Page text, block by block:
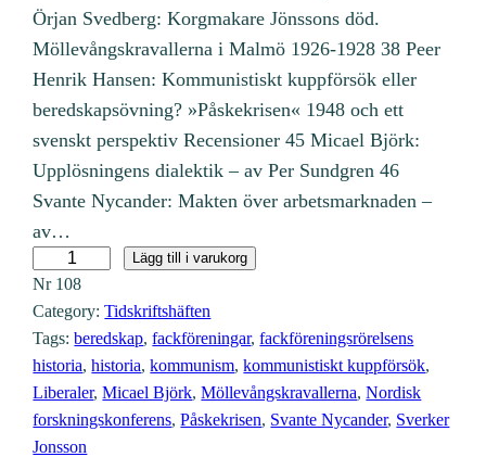
Örjan Svedberg: Korgmakare Jönssons död.
Möllevångskravallerna i Malmö 1926-1928 38 Peer
Henrik Hansen: Kommunistiskt kuppförsök eller
beredskapsövning? »Påskekrisen« 1948 och ett
svenskt perspektiv Recensioner 45 Micael Björk:
Upplösningens dialektik – av Per Sundgren 46
Svante Nycander: Makten över arbetsmarknaden –
av…
r
1
0
8
(
2
Lägg till i varukorg
Nr 108
Category:Tidskriftshäften
Tags:beredskap, fackföreningar, fackföreningsrörelsens
historia, historia, kommunism, kommunistiskt kuppförsök
Liberaler, Micael Björk, Möllevångskravallerna, Nordisk
forskningskonferens, Påskekrisen, Svante Nycander, Sverker
Jonsson